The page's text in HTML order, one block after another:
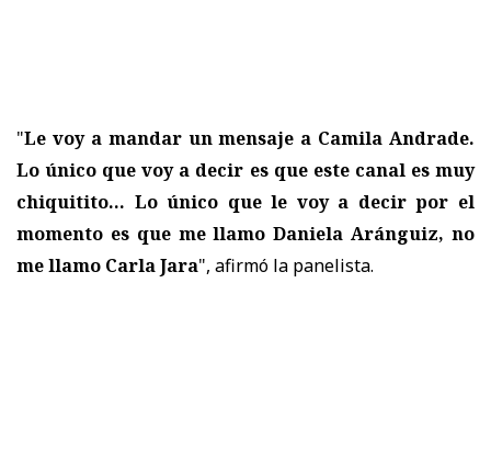
"Le voy a mandar un mensaje a Camila Andrade.
Lo único que voy a decir es que este canal es muy
chiquitito... Lo único que le voy a decir por el
momento es que me llamo Daniela Aránguiz, no
me llamo Carla Jara", afirmó la panelista.